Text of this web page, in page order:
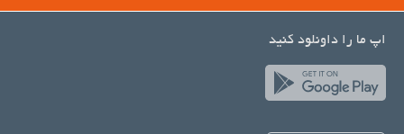
اپ ما را داونلود کنید